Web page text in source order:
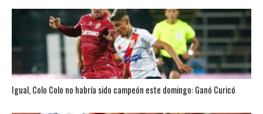
Igual, Colo Colo no habría sido campeón este domingo: Ganó Curicó